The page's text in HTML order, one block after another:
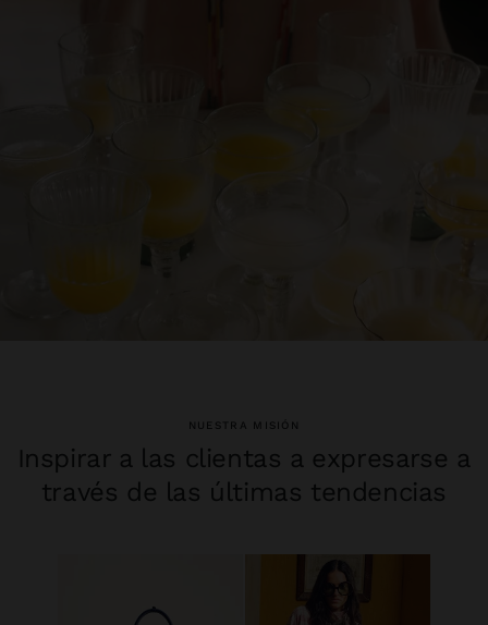
NUESTRA MISIÓN
Inspirar a las clientas a expresarse a
través de las últimas tendencias